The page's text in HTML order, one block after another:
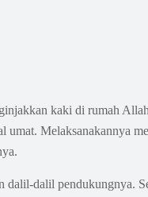
kaki di rumah
umat. Melaksanakannya
dalil pendukungnya.